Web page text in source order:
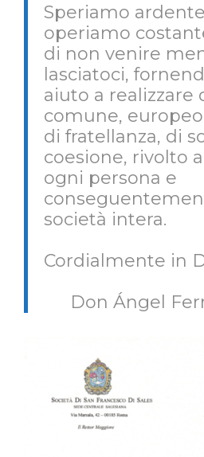
Speriamo
operiamo
di non venire
lasciatoci,
aiuto a realizzare
comune,
di fratellanza, di
coesione, rivolto
ogni persona e
società intera.
Cordialmente in
Don Ángel